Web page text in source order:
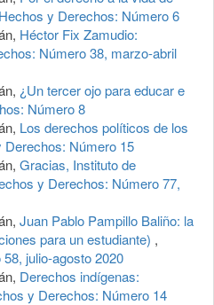
Hechos y Derechos: Número 6
Héctor Fix Zamudio:
Número 38, marzo-abril
¿Un tercer ojo para educar e
Número 8
Los derechos políticos de los
Derechos: Número 15
Gracias, Instituto de
y Derechos: Número 77,
Juan Pablo Pampillo Baliño: la
para un estudiante) ,
julio-agosto 2020
Derechos indígenas:
y Derechos: Número 14